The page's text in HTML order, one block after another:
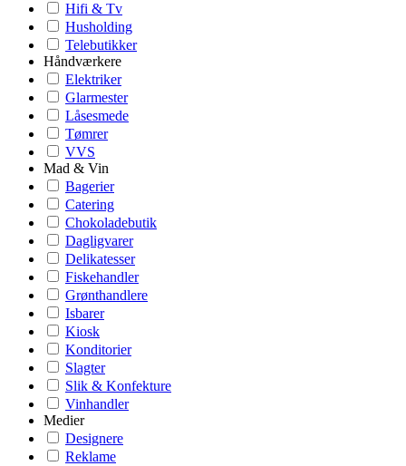
Hifi & Tv
Husholding
Telebutikker
Håndværkere
Elektriker
Glarmester
Låsesmede
Tømrer
VVS
Mad & Vin
Bagerier
Catering
Chokoladebutik
Dagligvarer
Delikatesser
Fiskehandler
Grønthandlere
Isbarer
Kiosk
Konditorier
Slagter
Slik & Konfekture
Vinhandler
Medier
Designere
Reklame